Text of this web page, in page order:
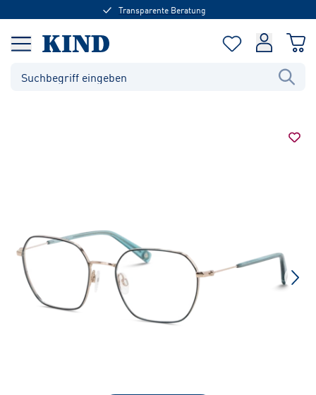
Transparente Beratung